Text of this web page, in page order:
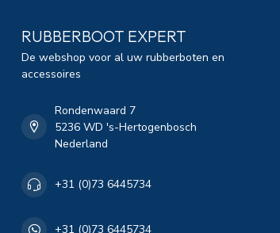
RUBBERBOOT EXPERT
De webshop voor al uw rubberboten en
accessoires
Rondenwaard 7
5236 WD 's-Hertogenbosch
Nederland
+31 (0)73 6445734
+31 (0)73 6445734